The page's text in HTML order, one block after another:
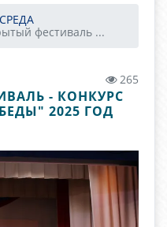
фестиваль ...
265
- КОНКУРС
2025 ГОД